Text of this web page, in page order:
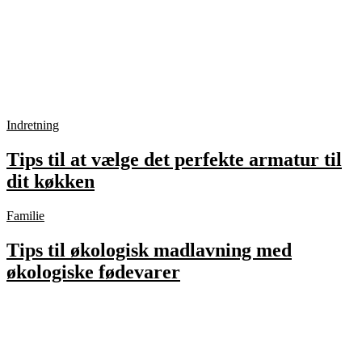
Indretning
Tips til at vælge det perfekte armatur til
dit køkken
Familie
Tips til økologisk madlavning med
økologiske fødevarer